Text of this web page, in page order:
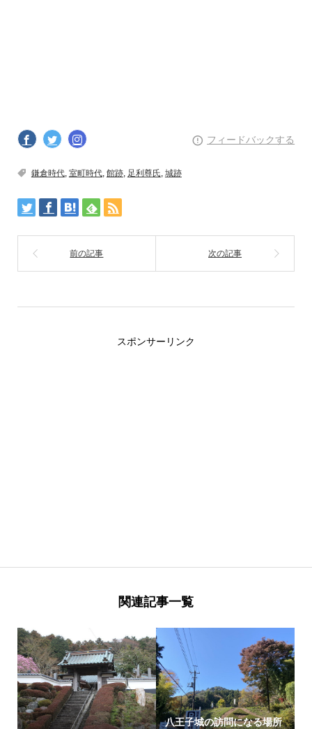
フィードバックする
鎌倉時代, 室町時代, 館跡, 足利尊氏, 城跡
スポンサーリンク
関連記事一覧
八王子城の訪問になる場所